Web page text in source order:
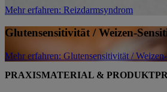
Mehr erfahren: Reizdarmsyndrom
Glutensensitivität / Weizen-
Mehr erfahren: Glutensensitivität /
PRAXISMATERIAL &